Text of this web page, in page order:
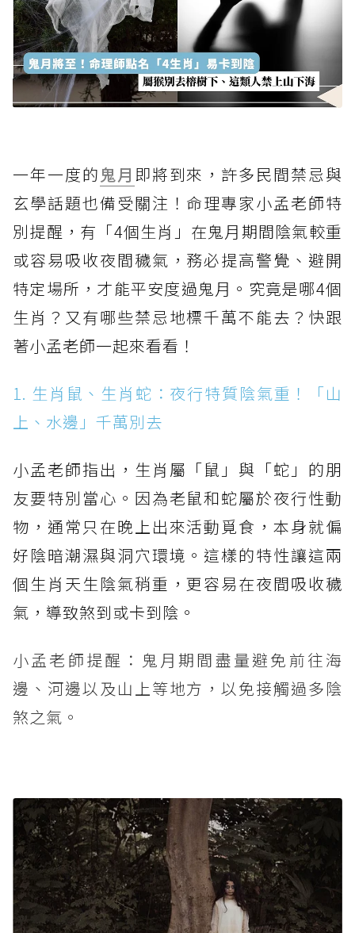
一年一度的 鬼月 即將到來，許多民間禁忌與
玄學話題也備受關注！命理專家小孟老師特
別提醒，有「4個生肖」在鬼月期間陰氣較重
或容易吸收夜間穢氣，務必提高警覺、避開
特定場所，才能平安度過鬼月。究竟是哪4個
生肖？又有哪些禁忌地標千萬不能去？快跟
著小孟老師一起來看看！
1. 生肖鼠、生肖蛇：夜行特質陰氣重！「山
上、水邊」千萬別去
小孟老師指出，生肖屬「鼠」與「蛇」的朋
友要特別當心。因為老鼠和蛇屬於夜行性動
物，通常只在晚上出來活動覓食，本身就偏
好陰暗潮濕與洞穴環境。這樣的特性讓這兩
個生肖天生陰氣稍重，更容易在夜間吸收穢
氣，導致煞到或卡到陰。
小孟老師提醒：鬼月期間盡量避免前往海
邊、河邊以及山上等地方，以免接觸過多陰
煞之氣。